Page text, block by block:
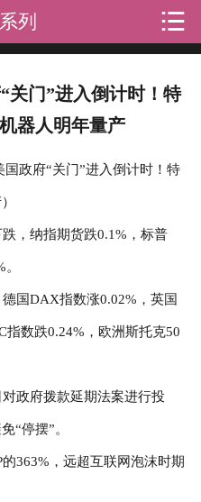
产品中心
新闻资讯
客户留言
联系我们
列 
关门”进入倒计时！特
器人明年量产
政府“关门”进入倒计时！特
，纳指期货跌0.1%，标普
国DAX指数涨0.02%，英国
指数跌0.24%，欧洲斯托克50
政府拨款延期法案进行投
“停摆”。
363%，远超互联网泡沫时期